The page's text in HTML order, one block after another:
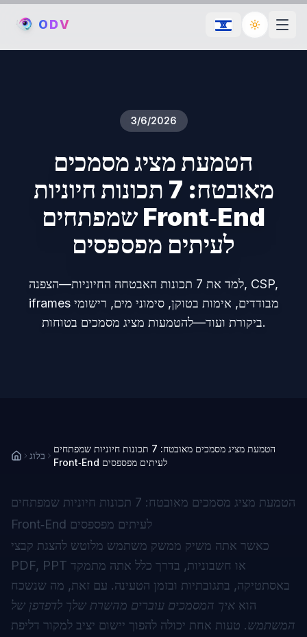
ODV Toggle
3/6/2026
הטמעת מציג מסמכים
מאובטח: 7 תכונות חיוניות
שמפתחים Front‑End
לעיתים מפספסים
למד את 7 תכונות האבטחה החיוניות—הצפנה, CSP,
iframes מבודדים, אימות בטוקן, סימוני מים, רישומי
ביקורת ועוד—להטמעות מציג מסמכים בטוחות.
בלוג
הטמעת מציג מסמכים מאובטח: 7 תכונות חיוניות שמפתחים
Front‑End לעיתים מפספסים
הטמעת מציג מסמכים מאובטח: 7 תכונות חיוניות שמפתחים
Front‑End לעיתים מפספסים
כאשר אתה משיק ממשק משתמש מלוטש להצגת קבצי
PDF, PPT או חשבוניות, בדרך כלל אתה מתמקד
באסתטיקה, בתגובתיות ובזמן הטעינה. עם זאת, מה שנשכח
הוא איך המסמכים עוברים מהשרת שלך לדפדפן של
המשתמש. טעות אחת יכולה להפוך יישום יציב למקור דליפת